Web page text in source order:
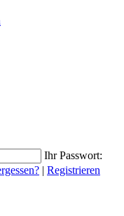
Ihr Passwort:
| Registrieren